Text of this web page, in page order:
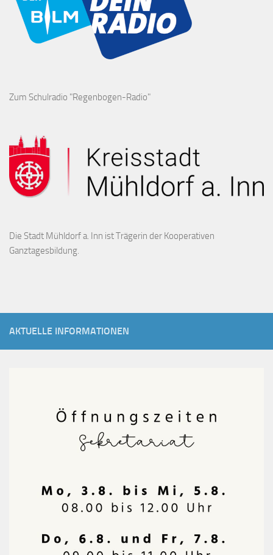
Zum Schulradio "Regenbogen-Radio"
Die Stadt Mühldorf a. Inn ist Trägerin der Kooperativen
Ganztagesbildung.
AKTUELLE INFORMATIONEN